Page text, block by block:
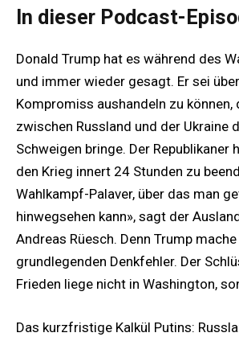
In dieser Podcast-
Donald Trump hat es während des
und immer wieder gesagt. Er sei
Kompromiss aushandeln zu können,
zwischen Russland und der Ukraine
Schweigen bringe. Der Republikaner
den Krieg innert 24 Stunden zu
Wahlkampf-Palaver, über das man
hinwegsehen kann», sagt der
Andreas Rüesch. Denn Trump mache
grundlegenden Denkfehler. Der
Frieden liege nicht in Washington,
Das kurzfristige Kalkül Putins: